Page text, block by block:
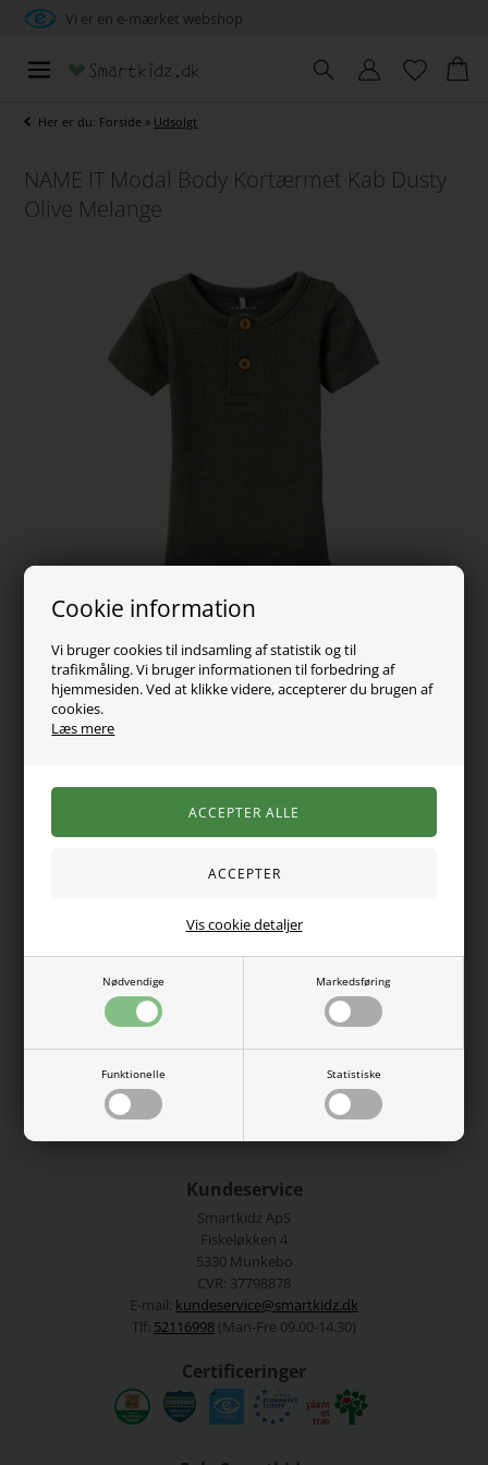
Cookie information
Vi bruger cookies til indsamling af statistik og til
trafikmåling. Vi bruger informationen til forbedring af
hjemmesiden. Ved at klikke videre, accepterer du brugen af
cookies.
Læs mere
Nødvendige Markedsføring
Funktionelle Statistiske
Vis cookie detaljer
Vi er en e-mærket webshop
Her er du: Forside » Udsolgt
NAME IT Modal Body Kortærmet Kab Dusty
Olive Melange
99,00DKK
stof. Bodyen har korte ærmer, knapbjælke ved halsen og
57% økologisk bomuld, 38% modal, 5% elastan.
Vaskes ved 40 grader.
Varenummer: 13218874-4575209
Kundeservice
Smartkidz ApS
Fiskeløkken 4
5330 Munkebo
CVR: 37798878
E-mail: kundeservice@smartkidz.dk
Tlf: 52116998 (Man-Fre 09.00-14.30)
Certificeringer